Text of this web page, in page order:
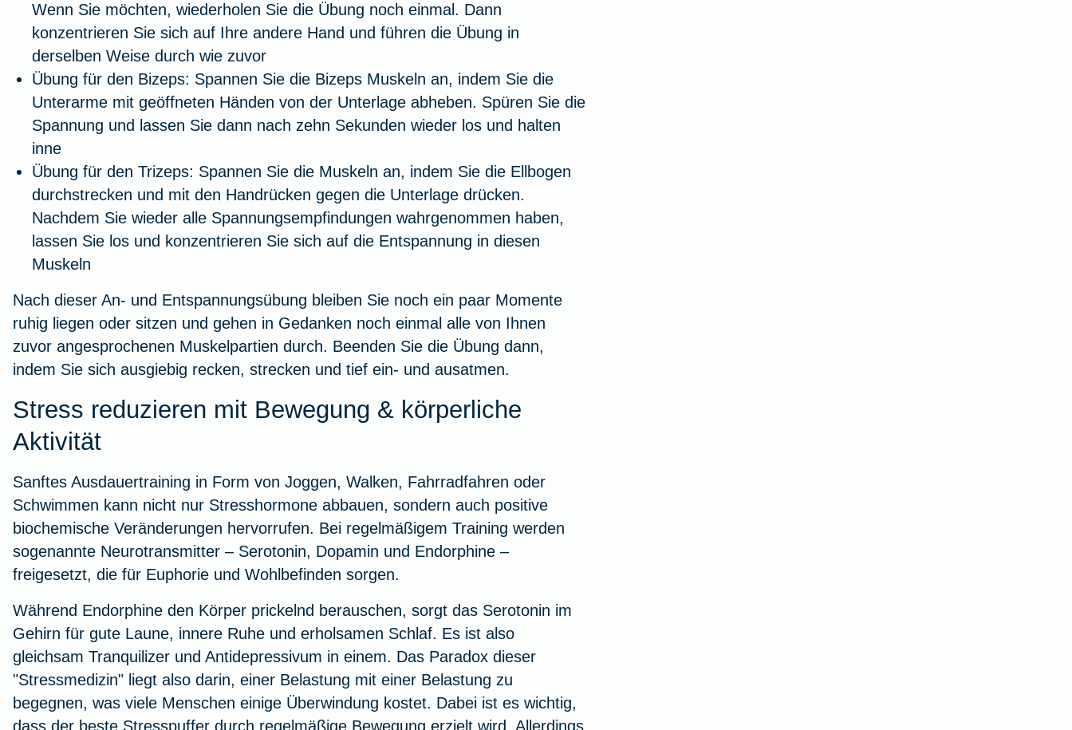
Wenn Sie möchten, wiederholen Sie die Übung noch einmal. Dann
konzentrieren Sie sich auf Ihre andere Hand und führen die Übung in
derselben Weise durch wie zuvor
Übung für den Bizeps: Spannen Sie die Bizeps Muskeln an, indem Sie die
Unterarme mit geöffneten Händen von der Unterlage abheben. Spüren Sie die
Spannung und lassen Sie dann nach zehn Sekunden wieder los und halten
inne
Übung für den Trizeps: Spannen Sie die Muskeln an, indem Sie die Ellbogen
durchstrecken und mit den Handrücken gegen die Unterlage drücken.
Nachdem Sie wieder alle Spannungsempfindungen wahrgenommen haben,
lassen Sie los und konzentrieren Sie sich auf die Entspannung in diesen
Muskeln
Nach dieser An- und Entspannungsübung bleiben Sie noch ein paar Momente
ruhig liegen oder sitzen und gehen in Gedanken noch einmal alle von Ihnen
zuvor angesprochenen Muskelpartien durch. Beenden Sie die Übung dann,
indem Sie sich ausgiebig recken, strecken und tief ein- und ausatmen.
Stress reduzieren mit Bewegung & körperliche
Aktivität
Sanftes Ausdauertraining in Form von Joggen, Walken, Fahrradfahren oder
Schwimmen kann nicht nur Stresshormone abbauen, sondern auch positive
biochemische Veränderungen hervorrufen. Bei regelmäßigem Training werden
sogenannte Neurotransmitter – Serotonin, Dopamin und Endorphine –
freigesetzt, die für Euphorie und Wohlbefinden sorgen.
Während Endorphine den Körper prickelnd berauschen, sorgt das Serotonin im
Gehirn für gute Laune, innere Ruhe und erholsamen Schlaf. Es ist also
gleichsam Tranquilizer und Antidepressivum in einem. Das Paradox dieser
"Stressmedizin" liegt also darin, einer Belastung mit einer Belastung zu
begegnen, was viele Menschen einige Überwindung kostet. Dabei ist es wichtig,
dass der beste Stresspuffer durch regelmäßige Bewegung erzielt wird. Allerdings